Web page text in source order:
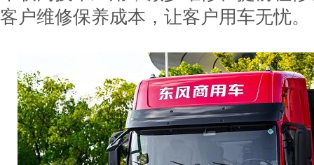
客户维修保养成本，让客户用车无忧。